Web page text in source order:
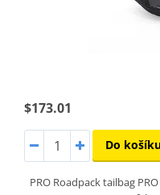
$173.01
Do
PRO Roadpack tailbag